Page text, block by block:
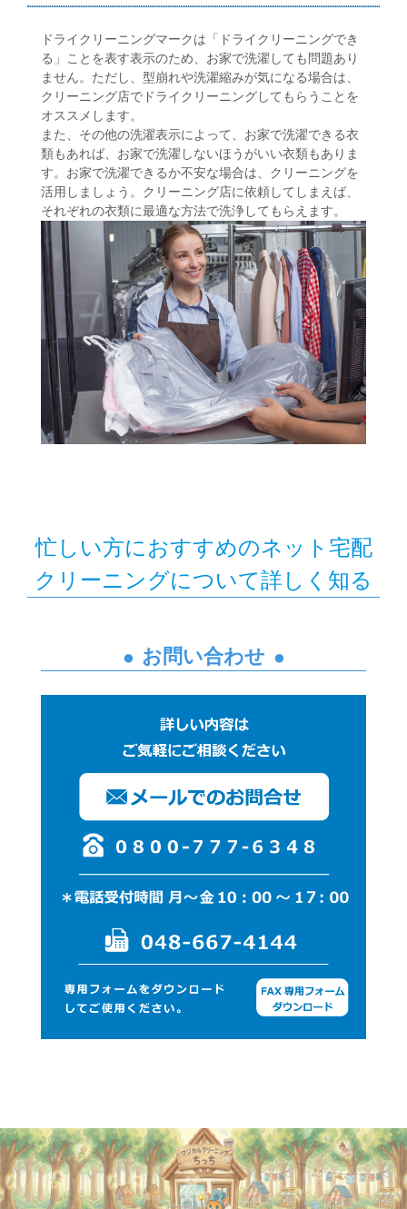
ドライクリーニングマークは「ドライクリーニングでき
る」ことを表す表示のため、お家で洗濯しても問題あり
ません。ただし、型崩れや洗濯縮みが気になる場合は、
クリーニング店でドライクリーニングしてもらうことを
オススメします。
また、その他の洗濯表示によって、お家で洗濯できる衣
類もあれば、お家で洗濯しないほうがいい衣類もありま
す。お家で洗濯できるか不安な場合は、クリーニングを
活用しましょう。クリーニング店に依頼してしまえば、
それぞれの衣類に最適な方法で洗浄してもらえます。
忙しい方におすすめのネット宅配
クリーニングについて詳しく知る
お問い合わせ